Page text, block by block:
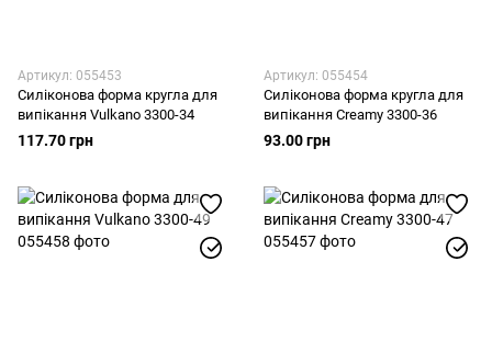
Артикул: 055453
Силіконова форма кругла для
випікання Vulkano 3300-34
117.70 грн
Артикул: 055454
Силіконова форма кругла для
випікання Creamy 3300-36
93.00 грн